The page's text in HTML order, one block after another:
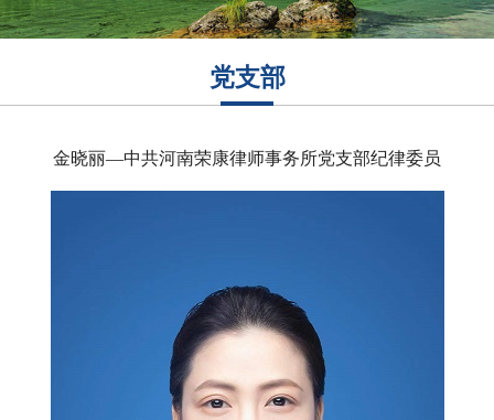
党支部
金晓丽—中共河南荣康律师事务所党支部纪律委员